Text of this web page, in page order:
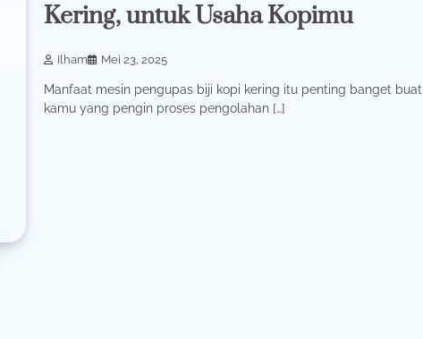
Kering, untuk Usaha Kopimu
Ilham Mei 23, 2025
Manfaat mesin pengupas biji kopi kering itu penting banget buat
kamu yang pengin proses pengolahan […]